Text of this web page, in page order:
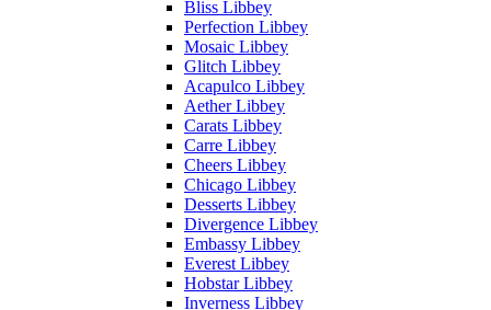
Bliss Libbey
Perfection Libbey
Mosaic Libbey
Glitch Libbey
Acapulco Libbey
Aether Libbey
Carats Libbey
Carre Libbey
Cheers Libbey
Chicago Libbey
Desserts Libbey
Divergence Libbey
Embassy Libbey
Everest Libbey
Hobstar Libbey
Inverness Libbey